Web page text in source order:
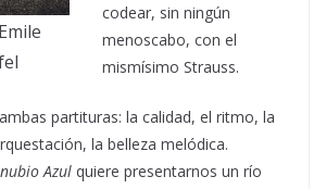
codear, sin ningún
menoscabo, con el
mismísimo Strauss.
partituras: la calidad, el ritmo, la
la belleza melódica.
Azul quiere presentarnos un río